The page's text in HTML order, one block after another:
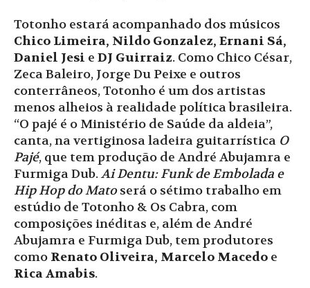
Totonho estará acompanhado dos músicos
Chico Limeira, Nildo Gonzalez, Ernani Sá,
Daniel Jesi e DJ Guirraiz. Como Chico César,
Zeca Baleiro, Jorge Du Peixe e outros
conterrâneos, Totonho é um dos artistas
menos alheios à realidade política brasileira.
“O pajé é o Ministério de Saúde da aldeia”,
canta, na vertiginosa ladeira guitarrística O
Pajé, que tem produção de André Abujamra e
Furmiga Dub.Ai Dentu: Funk de Embolada e
Hip Hop do Matoserá o sétimo trabalho em
estúdio de Totonho & Os Cabra, com
composições inéditas e, além de André
Abujamra e Furmiga Dub, tem produtores
como Renato Oliveira, Marcelo Macedo e
Rica Amabis.